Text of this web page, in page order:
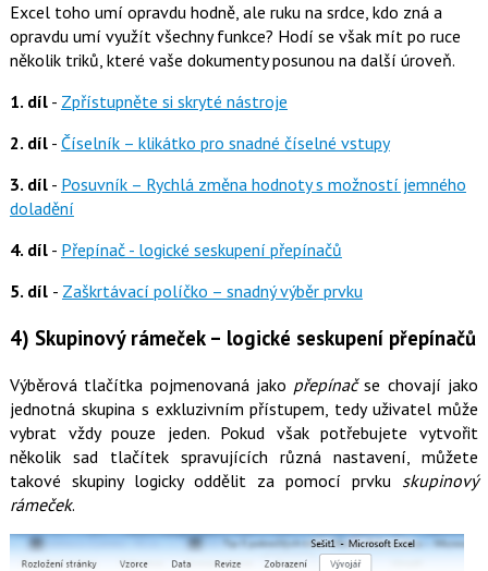
Excel toho umí opravdu hodně, ale ruku na srdce, kdo zná a
opravdu umí využít všechny funkce? Hodí se však mít po ruce
několik triků, které vaše dokumenty posunou na další úroveň.
1. díl- Zpřístupněte si skryté nástroje
2. díl- Číselník – klikátko pro snadné číselné vstupy
3. díl- Posuvník – Rychlá změna hodnoty s možností jemného
doladění
4. díl- Přepínač - logické seskupení přepínačů
5. díl - Zaškrtávací políčko – snadný výběr prvku
4) Skupinový rámeček – logické seskupení přepínačů
Výběrová tlačítka pojmenovaná jako přepínačse chovají jako
jednotná skupina s exkluzivním přístupem, tedy uživatel může
vybrat vždy pouze jeden. Pokud však potřebujete vytvořit
několik sad tlačítek spravujících různá nastavení, můžete
takové skupiny logicky oddělit za pomocí prvku skupinový
rámeček.